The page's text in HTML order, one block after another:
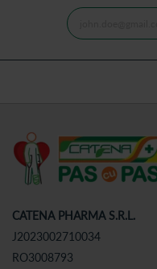
CATENA PHARMA S.R.L.
J2023002710034
RO3008793